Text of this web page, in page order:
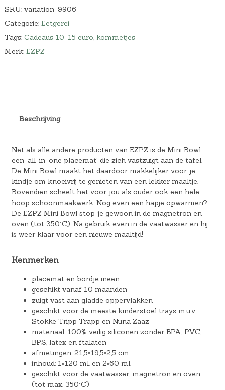
SKU: variation-9906
Categorie: Eetgerei
Tags: Cadeaus 10-15 euro, kommetjes
Merk: EZPZ
Beschrijving
Net als alle andere producten van EZPZ is de Mini Bowl
een ‘all-in-one placemat’ die zich vastzuigt aan de tafel.
De Mini Bowl maakt het daardoor makkelijker voor je
kindje om knoeivrij te genieten van een lekker maaltje.
Bovendien scheelt het voor jou als ouder ook een hele
hoop schoonmaakwerk. Nog even een hapje opwarmen?
De EZPZ Mini Bowl stop je gewoon in de magnetron en
oven (tot 350°C). Na gebruik even in de vaatwasser en hij
is weer klaar voor een nieuwe maaltijd!
Kenmerken
placemat en bordje ineen
geschikt vanaf 10 maanden
zuigt vast aan gladde oppervlakken
geschikt voor de meeste kinderstoel trays m.u.v.
Stokke Tripp Trapp en Nuna Zaaz
materiaal: 100% veilig siliconen zonder BPA, PVC,
BPS, latex en ftalaten
afmetingen: 21,5×19,5×2,5 cm.
inhoud: 1×120 ml. en 2×60 ml.
geschikt voor de vaatwasser, magnetron en oven
(tot max. 350°C)